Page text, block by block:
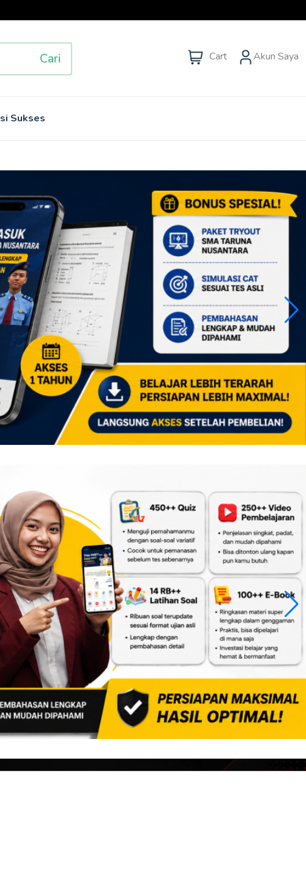
Cari Cart Akun Saya
Sukses